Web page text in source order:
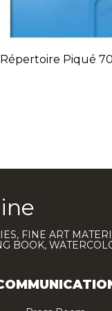
Répertoire Piqué
FINE ART
BOOK,